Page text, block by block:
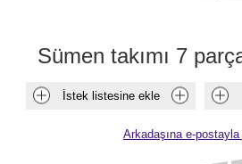
Sümen takımı 7